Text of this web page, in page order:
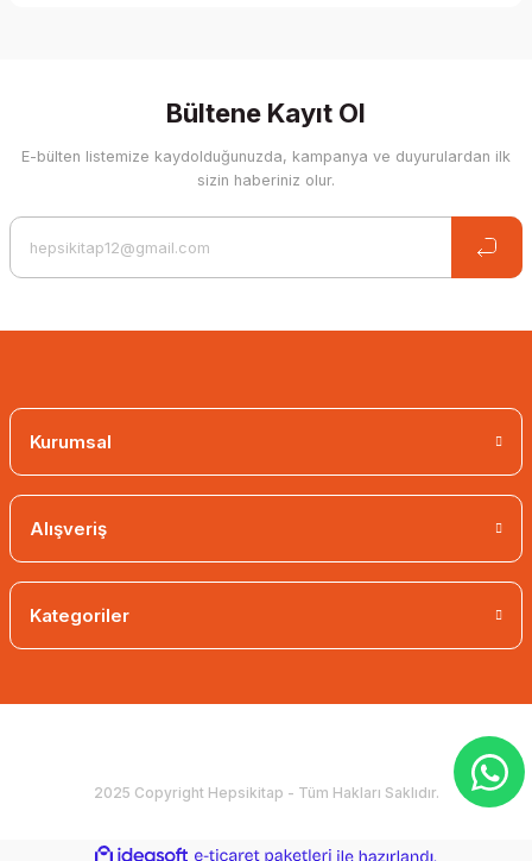
Bültene Kayıt Ol
E-bülten listemize kaydolduğunuzda, kampanya ve duyurulardan ilk
sizin haberiniz olur.
Kurumsal
Alışveriş
Kategoriler
2025 Copyright Hepsikitap - Tüm Hakları Saklıdır.
ideasoft e-